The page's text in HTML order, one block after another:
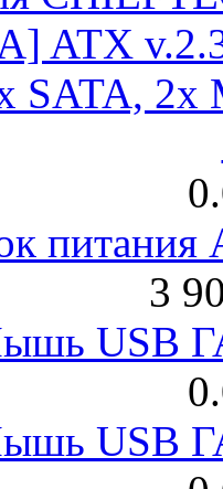
ATX
SATA, 2x
питания
3
USB
USB